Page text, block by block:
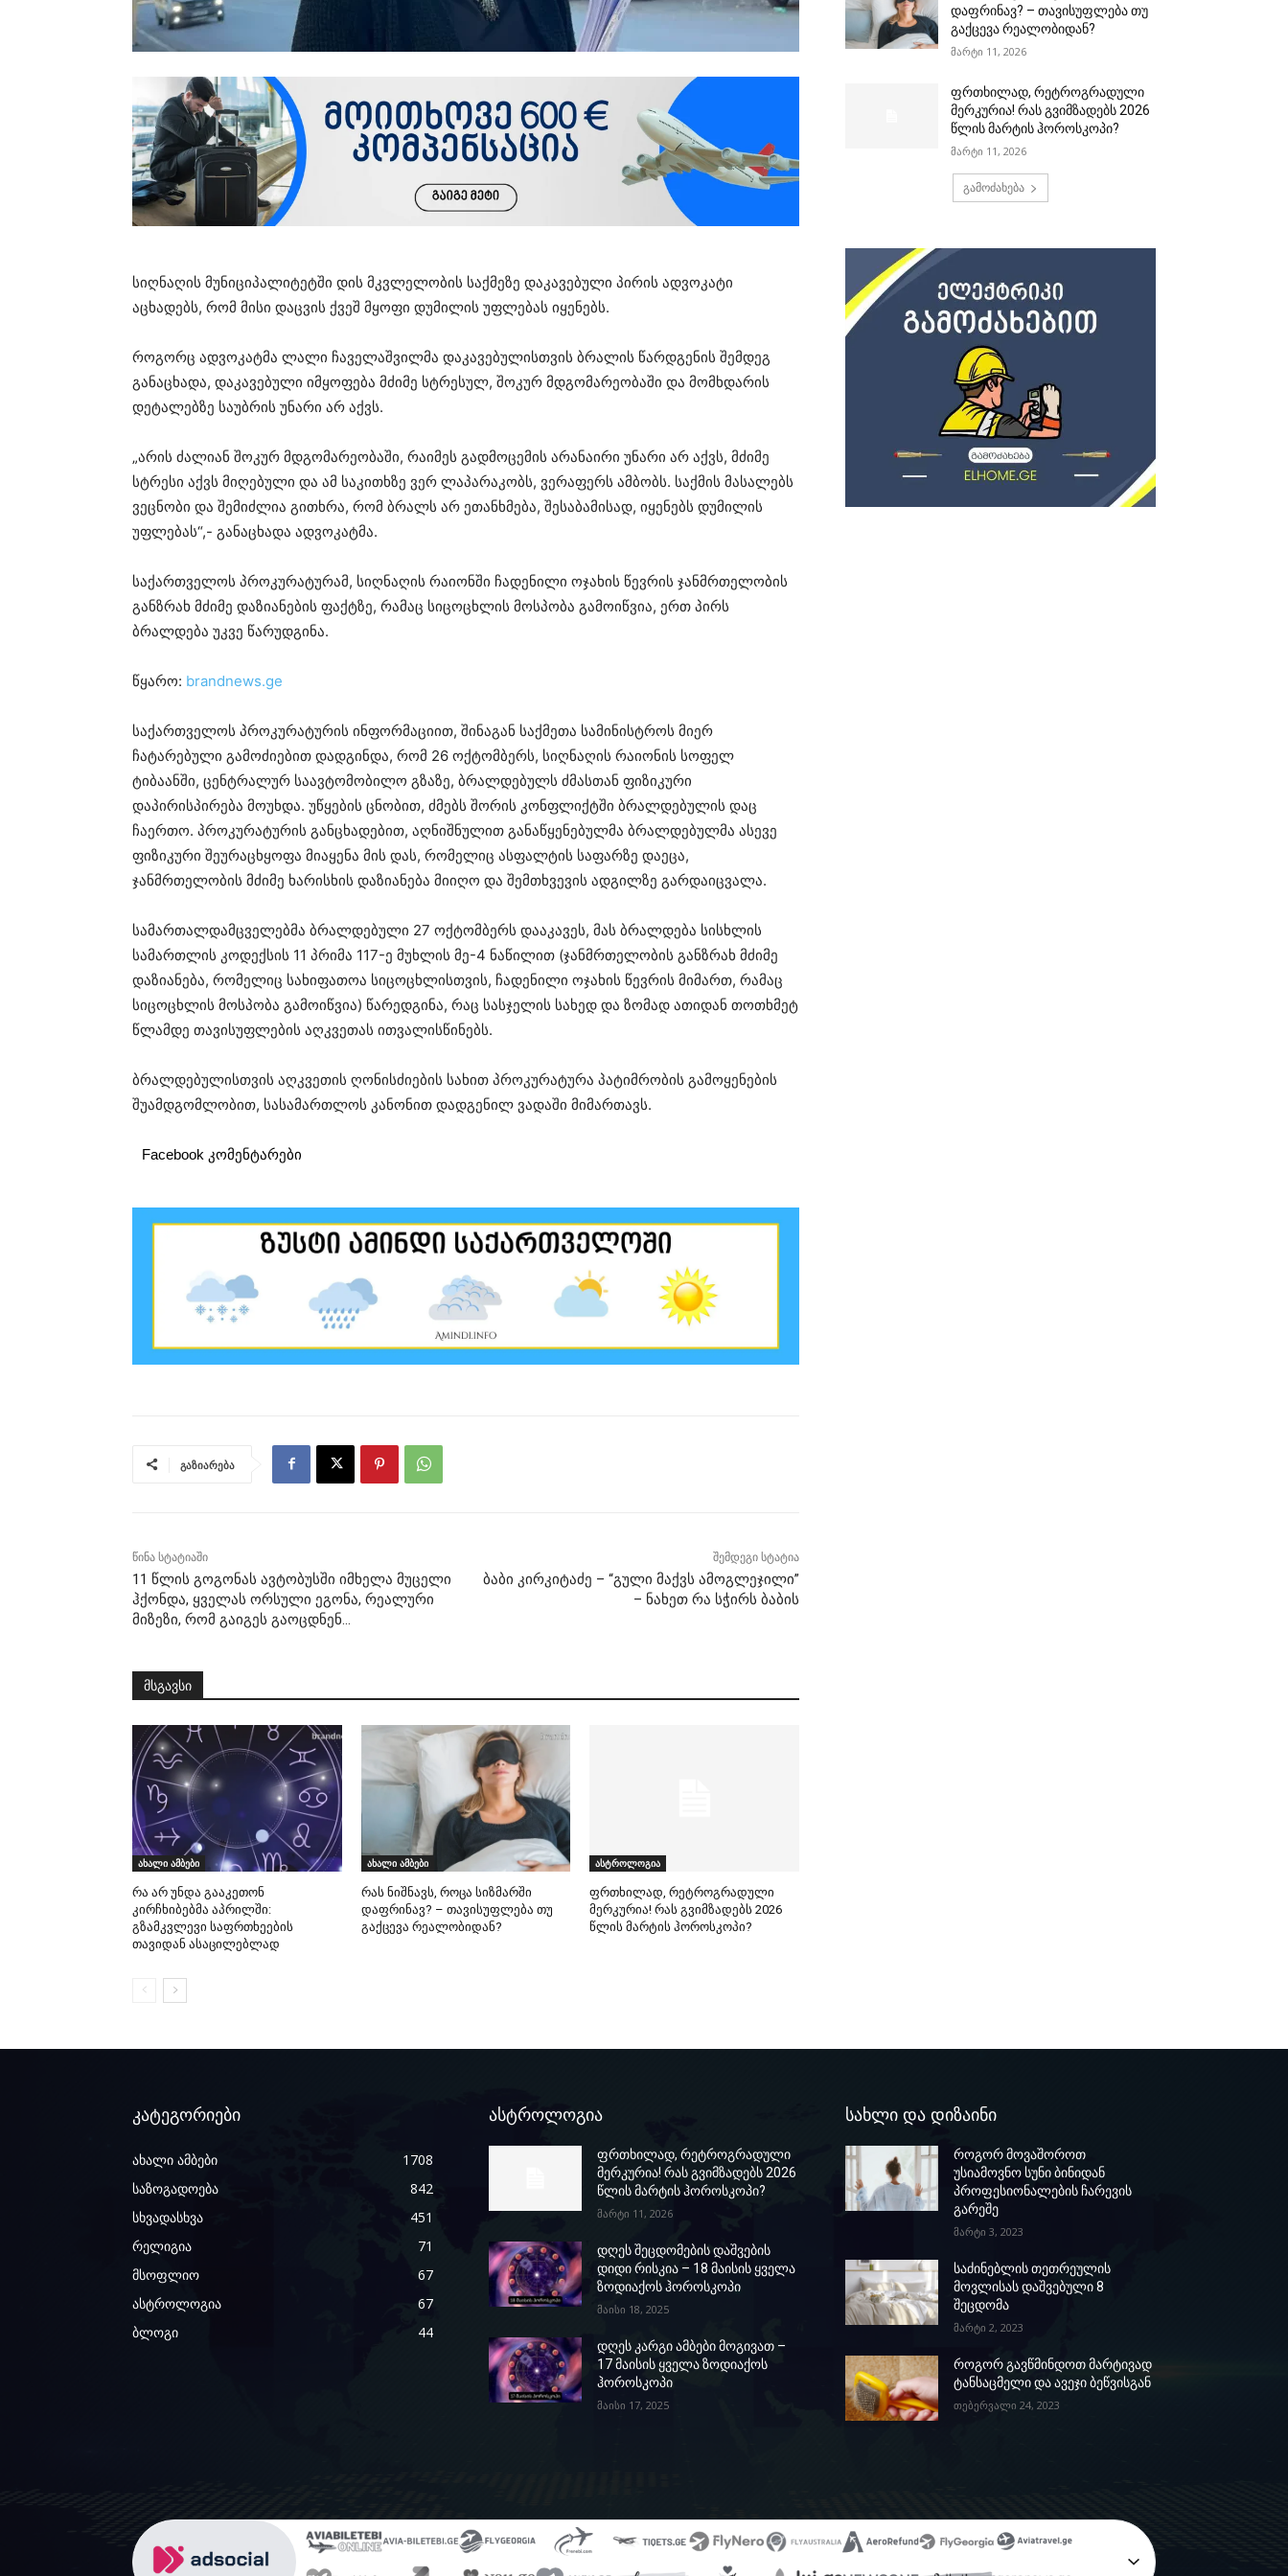
სიღნაღის მუნიციპალიტეტში დის მკვლელობის საქმეზე დაკავებული პირის ადვოკატი
აცხადებს, რომ მისი დაცვის ქვეშ მყოფი დუმილის უფლებას იყენებს.
როგორც ადვოკატმა ლალი ჩაველაშვილმა დაკავებულისთვის ბრალის წარდგენის შემდეგ
განაცხადა, დაკავებული იმყოფება მძიმე სტრესულ, შოკურ მდგომარეობაში და მომხდარის
დეტალებზე საუბრის უნარი არ აქვს.
„არის ძალიან შოკურ მდგომარეობაში, რაიმეს გადმოცემის არანაირი უნარი არ აქვს, მძიმე
სტრესი აქვს მიღებული და ამ საკითხზე ვერ ლაპარაკობს, ვერაფერს ამბობს. საქმის მასალებს
ვეცნობი და შემიძლია გითხრა, რომ ბრალს არ ეთანხმება, შესაბამისად, იყენებს დუმილის
უფლებას“,- განაცხადა ადვოკატმა.
საქართველოს პროკურატურამ, სიღნაღის რაიონში ჩადენილი ოჯახის წევრის ჯანმრთელობის
განზრახ მძიმე დაზიანების ფაქტზე, რამაც სიცოცხლის მოსპობა გამოიწვია, ერთ პირს
ბრალდება უკვე წარუდგინა.
წყარო: brandnews.ge
საქართველოს პროკურატურის ინფორმაციით, შინაგან საქმეთა სამინისტროს მიერ
ჩატარებული გამოძიებით დადგინდა, რომ 26 ოქტომბერს, სიღნაღის რაიონის სოფელ
ტიბაანში, ცენტრალურ საავტომობილო გზაზე, ბრალდებულს ძმასთან ფიზიკური
დაპირისპირება მოუხდა. უწყების ცნობით, ძმებს შორის კონფლიქტში ბრალდებულის დაც
ჩაერთო. პროკურატურის განცხადებით, აღნიშნულით განაწყენებულმა ბრალდებულმა ასევე
ფიზიკური შეურაცხყოფა მიაყენა მის დას, რომელიც ასფალტის საფარზე დაეცა,
ჯანმრთელობის მძიმე ხარისხის დაზიანება მიიღო და შემთხვევის ადგილზე გარდაიცვალა.
სამართალდამცველებმა ბრალდებული 27 ოქტომბერს დააკავეს, მას ბრალდება სისხლის
სამართლის კოდექსის 11 პრიმა 117-ე მუხლის მე-4 ნაწილით (ჯანმრთელობის განზრახ მძიმე
დაზიანება, რომელიც სახიფათოა სიცოცხლისთვის, ჩადენილი ოჯახის წევრის მიმართ, რამაც
სიცოცხლის მოსპობა გამოიწვია) წარედგინა, რაც სასჯელის სახედ და ზომად ათიდან თოთხმეტ
წლამდე თავისუფლების აღკვეთას ითვალისწინებს.
ბრალდებულისთვის აღკვეთის ღონისძიების სახით პროკურატურა პატიმრობის გამოყენების
შუამდგომლობით, სასამართლოს კანონით დადგენილ ვადაში მიმართავს.
Facebook კომენტარები
გაზიარება
წინა სტატიაში
11 წლის გოგონას ავტობუსში იმხელა მუცელი
ჰქონდა, ყველას ორსული ეგონა, რეალური
მიზეზი, რომ გაიგეს გაოცდნენ…
შემდეგი სტატია
ბაბი კირკიტაძე – “გული მაქვს ამოგლეჯილი”
– ნახეთ რა სჭირს ბაბის
მსგავსი
ახალი ამბები
რა არ უნდა გააკეთონ
კირჩხიბებმა აპრილში:
გზამკვლევი საფრთხეების
თავიდან ასაცილებლად
ახალი ამბები
რას ნიშნავს, როცა სიზმარში
დაფრინავ? – თავისუფლება თუ
გაქცევა რეალობიდან?
ასტროლოგია
ფრთხილად, რეტროგრადული
მერკურია! რას გვიმზადებს 2026
წლის მარტის ჰოროსკოპი?
დაფრინავ? – თავისუფლება თუ
გაქცევა რეალობიდან?
მარტი 11, 2026
ფრთხილად, რეტროგრადული
მერკურია! რას გვიმზადებს 2026
წლის მარტის ჰოროსკოპი?
მარტი 11, 2026
გამოძახება
კატეგორიები
ახალი ამბები
1708
საზოგადოება
842
სხვადასხვა
451
რელიგია
71
მსოფლიო
67
ასტროლოგია
67
ბლოგი
44
ასტროლოგია
ფრთხილად, რეტროგრადული
მერკურია! რას გვიმზადებს 2026
წლის მარტის ჰოროსკოპი?
მარტი 11, 2026
დღეს შეცდომების დაშვების
დიდი რისკია – 18 მაისის ყველა
ზოდიაქოს ჰოროსკოპი
მაისი 18, 2025
დღეს კარგი ამბები მოგივათ –
17 მაისის ყველა ზოდიაქოს
ჰოროსკოპი
მაისი 17, 2025
სახლი და დიზაინი
როგორ მოვაშოროთ
უსიამოვნო სუნი ბინიდან
პროფესიონალების ჩარევის
გარეშე
მარტი 3, 2023
საძინებლის თეთრეულის
მოვლისას დაშვებული 8
შეცდომა
მარტი 2, 2023
როგორ გავწმინდოთ მარტივად
ტანსაცმელი და ავეჯი ბეწვისგან
თებერვალი 24, 2023